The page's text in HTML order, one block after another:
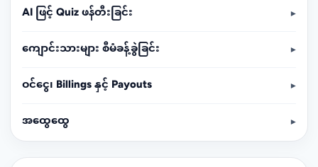
AI ဖြင့် Quiz ဖန်တီးခြင်း ▾
ကျောင်းသားများ စီမံခန့်ခွဲခြင်း ▾
ဝင်ငွေ၊ Billings နှင့် Payouts ▾
အထွေထွေ ▾